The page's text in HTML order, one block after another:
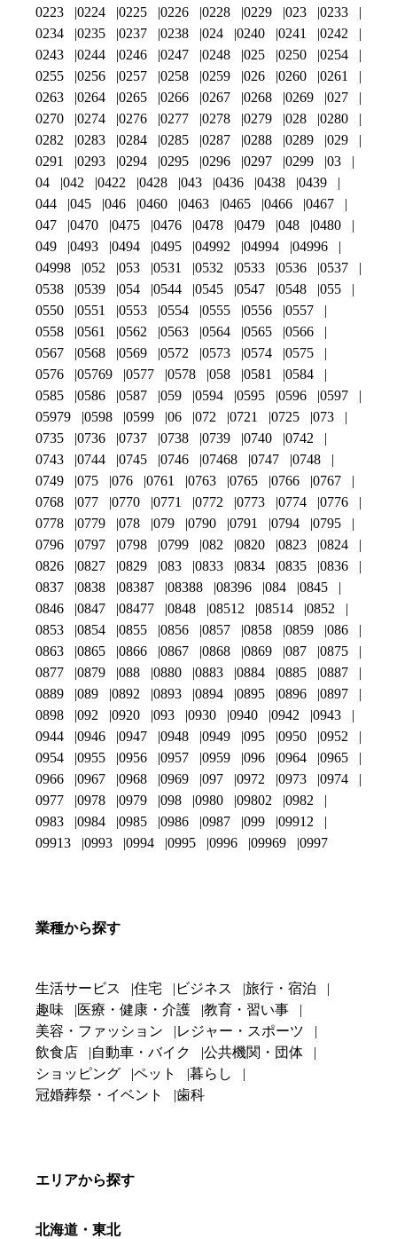
0223 0224 0225 0226 0228 0229 023
0233
0234
0235 0237 0238 024 0240 0241
0242
0243
0244 0246 0247 0248 025 0250
0254
0255
0256 0257 0258 0259 026 0260
0261
0263
0264 0265 0266 0267 0268 0269
027
0270
0274 0276 0277 0278 0279 028
0280
0282
0283 0284 0285 0287 0288 0289
029
0291
0293 0294 0295 0296 0297 0299
03
04
042 0422 0428 043 0436 0438
0439
044
045 046 0460 0463 0465 0466
0467
047
0470 0475 0476 0478 0479 048
0480
049
0493 0494 0495 04992 04994
04996
04998
052 053 0531 0532 0533 0536
0537
0538
0539 054 0544 0545 0547 0548
055
0550
0551 0553 0554 0555 0556
0557
0558
0561 0562 0563 0564 0565
0566
0567
0568 0569 0572 0573 0574
0575
0576
05769 0577 0578 058 0581
0584
0585
0586 0587 059 0594 0595 0596
0597
05979
0598 0599 06 072 0721 0725
073
0735
0736 0737 0738 0739 0740
0742
0743
0744 0745 0746 07468 0747
0748
0749
075 076 0761 0763 0765 0766
0767
0768
077 0770 0771 0772 0773 0774
0776
0778
0779 078 079 0790 0791 0794
0795
0796
0797 0798 0799 082 0820 0823
0824
0826
0827 0829 083 0833 0834 0835
0836
0837
0838 08387 08388 08396 084
0845
0846
0847 08477 0848 08512 08514
0852
0853
0854 0855 0856 0857 0858 0859
086
0863
0865 0866 0867 0868 0869 087
0875
0877
0879 088 0880 0883 0884 0885
0887
0889
089 0892 0893 0894 0895 0896
0897
0898
092 0920 093 0930 0940 0942
0943
0944
0946 0947 0948 0949 095 0950
0952
0954
0955 0956 0957 0959 096 0964
0965
0966
0967 0968 0969 097 0972 0973
0974
0977
0978 0979 098 0980 09802
0982
0983
0984 0985 0986 0987 099
09912
09913
0993 0994 0995 0996 09969 0997
業種から探す
生活サービス 住宅 ビジネス
旅行・宿泊
趣味
医療・健康・介護
教育・習い事
美容・ファッション
レジャー・スポーツ
飲食店
自動車・バイク
公共機関・団体
ショッピング
ペット
暮らし
冠婚葬祭・イベント
歯科
エリアから探す
北海道・東北